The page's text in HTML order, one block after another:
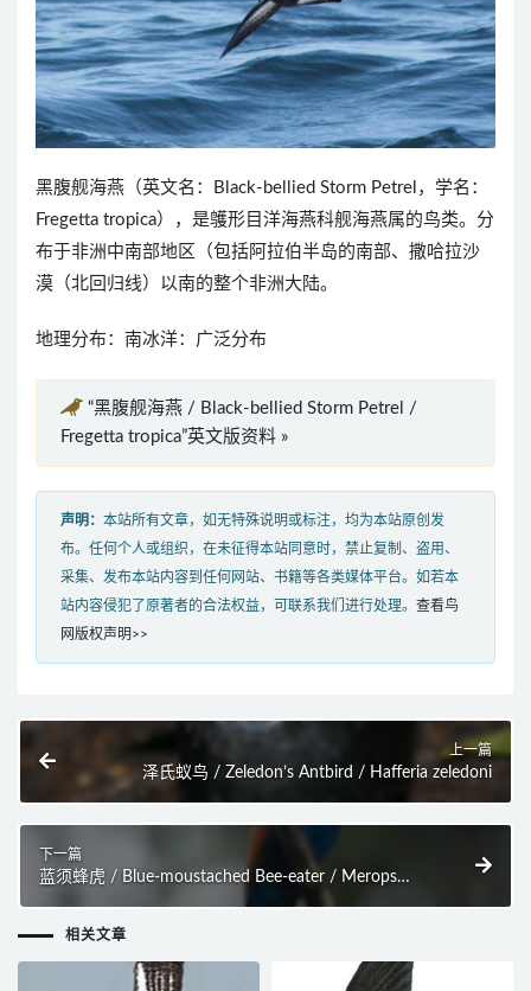
黑腹舰海燕（英文名：Black-bellied Storm Petrel，学名：
Fregetta tropica），是鹱形目洋海燕科舰海燕属的鸟类。分
布于非洲中南部地区（包括阿拉伯半岛的南部、撒哈拉沙
漠（北回归线）以南的整个非洲大陆。
地理分布：南冰洋：广泛分布
“黑腹舰海燕 / Black-bellied Storm Petrel /
Fregetta tropica”英文版资料 »
声明： 本站所有文章，如无特殊说明或标注，均为本站原创发
布。任何个人或组织，在未征得本站同意时，禁止复制、盗用、
采集、发布本站内容到任何网站、书籍等各类媒体平台。如若本
站内容侵犯了原著者的合法权益，可联系我们进行处理。 查看鸟
网版权声明>>
上一篇
泽氏蚁鸟 / Zeledon’s Antbird / Hafferia zeledoni
下一篇
蓝须蜂虎 / Blue-moustached Bee-eater / Merops
相关文章